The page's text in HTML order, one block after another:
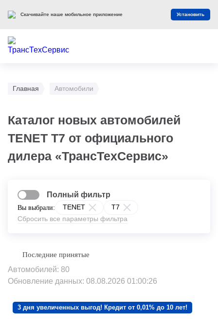
Главная Автомобили
Каталог новых автомобилей
TENET T7 от официального
дилера «ТрансТехСервис»
Вы выбрали: TENET
T7
Сбросить все параметры фильтра
Полный фильтр
Автомобилей: 80
Обновление данных: 08.08.2026 01:00:26
3 дня увеличенных выгод! Кредит от 0,01% до 10 лет!
Скачивайте наше мобильное приложение Установить